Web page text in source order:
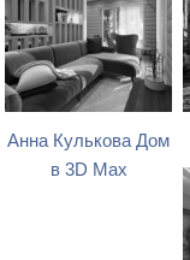
Анна Кулькова Дом
в 3D Max